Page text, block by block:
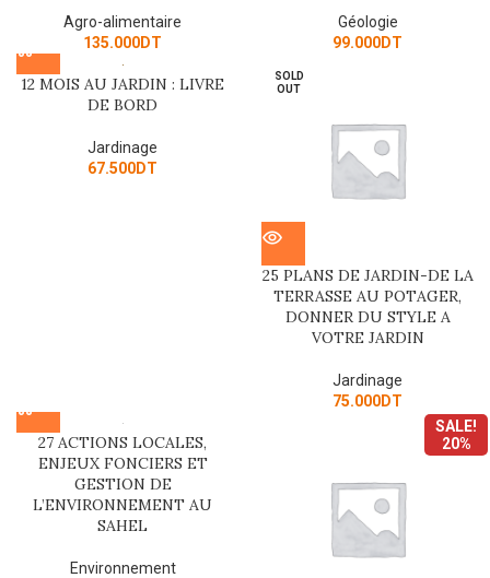
Agro-alimentaire
135.000DT
Géologie
99.000DT
12 MOIS AU JARDIN : LIVRE
DE BORD
Jardinage
67.500DT
SOLD
OUT
25 PLANS DE JARDIN-DE LA
TERRASSE AU POTAGER,
DONNER DU STYLE A
VOTRE JARDIN
Jardinage
75.000DT
27 ACTIONS LOCALES,
ENJEUX FONCIERS ET
GESTION DE
L’ENVIRONNEMENT AU
SAHEL
Environnement
SALE!
20%